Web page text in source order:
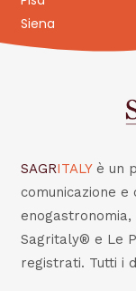
Siena
SAGRITALY è un
comunicazione
Sagritaly® e Le
registrati. Tutti i